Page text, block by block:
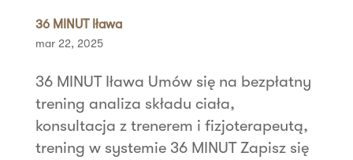
36 MINUT Iława
mar 22, 2025
36 MINUT Iława Umów się na bezpłatny
trening analiza składu ciała,
konsultacja z trenerem i fizjoterapeutą,
trening w systemie 36 MINUT Zapisz się